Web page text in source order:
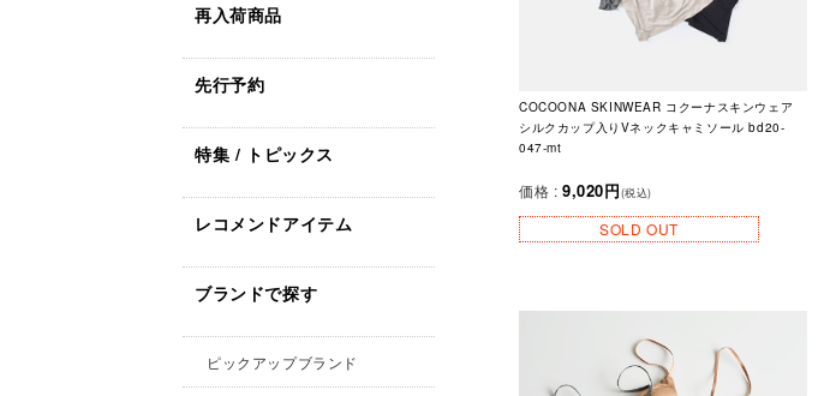
再入荷商品
先行予約
特集 / トピックス
レコメンドアイテム
ブランドで探す
ピックアップブランド
COCOONA SKINWEAR コクーナスキンウェア
シルクカップ入りVネックキャミソール bd20-
047-mt
価格 : 9,020円(税込)
SOLD OUT